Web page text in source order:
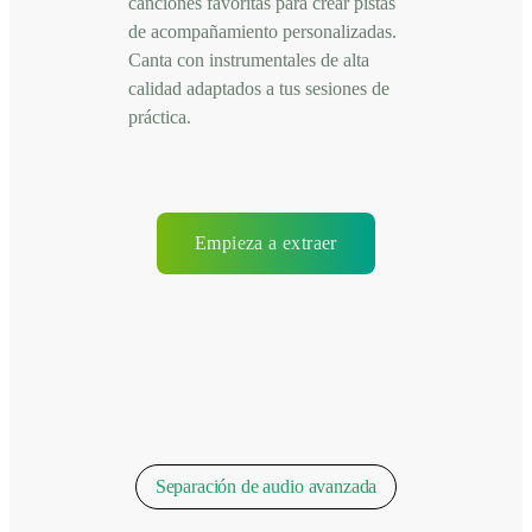
de acompañamiento personalizadas.
Canta con instrumentales de alta
calidad adaptados a tus sesiones de
práctica.
Empieza a extraer
Separación de audio avanzada